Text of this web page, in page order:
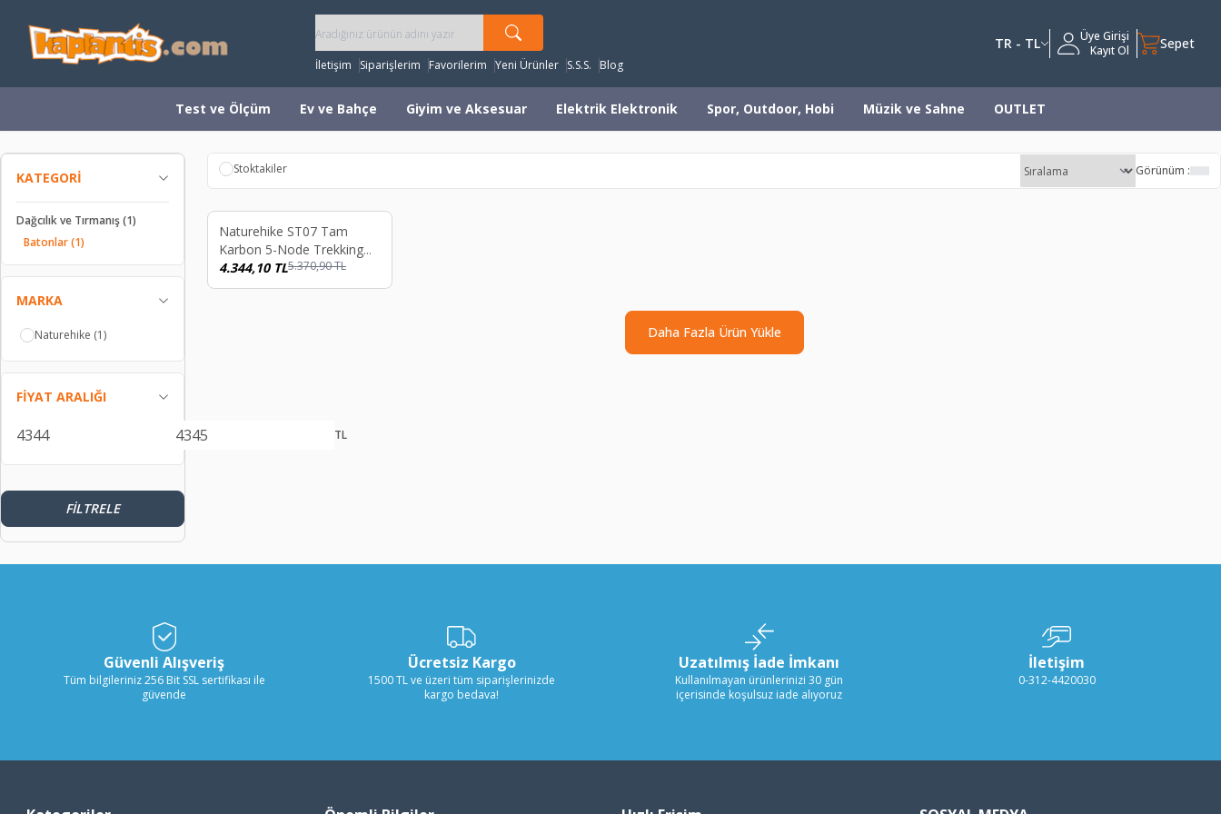
İletişim Siparişlerim Favorilerim Yeni Ürünler S.S.S. Blog
TR - TL
Üye Girişi
Kayıt Ol
Sepet
Test ve Ölçüm Ev ve Bahçe Giyim ve Aksesuar Elektrik Elektronik Spor, Outdoor, Hobi Müzik ve Sahne OUTLET
KATEGORI
Dağcılık ve Tırmanış(1)
Batonlar(1)
MARKA
Naturehike (1)
FIYAT ARALIĞI
TL
FILTRELE
Stoktakiler Görünüm :
%19
Naturehike ST07 Tam
Karbon 5-Node Trekking
Batonu Mavi
4.344,10TL5.370,90TL
Daha Fazla Ürün Yükle
Güvenli Alışveriş
Tüm bilgileriniz 256 Bit SSL sertifikası ile
güvende
Ücretsiz Kargo
1500 TL ve üzeri tüm siparişlerinizde
kargo bedava!
Uzatılmış İade İmkanı
Kullanılmayan ürünlerinizi 30 gün
içerisinde koşulsuz iade alıyoruz
İletişim
0-312-4420030